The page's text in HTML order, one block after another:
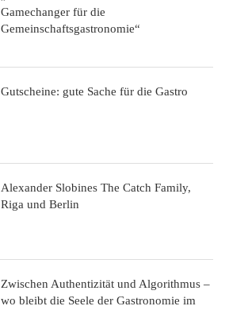
Gamechanger für die
Gemeinschaftsgastronomie“
Gutscheine: gute Sache für die Gastro
Alexander Slobines The Catch Family,
Riga und Berlin
Zwischen Authentizität und Algorithmus –
wo bleibt die Seele der Gastronomie im